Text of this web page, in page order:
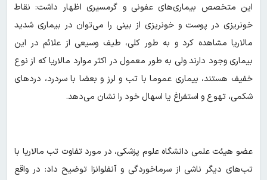
این متخصص بیماری‌های عفونی و گرمسیری اظهار داشت: نقاط
خونریزی در پوست و خونریزی از بینی را می‌توان در بیماری شدید
مالاریا مشاهده کرد و به طور کلی، طیف وسیعی از علائم در این
بیماری وجود دارند ولی به طور معمول در اکثر موارد مالاریا که از نوع
خفیف هستند، بیماری عموما با تب و لرز و بعضا با سردرد، دردهای
شکمی، تهوع و استفراغ یا اسهال خود را نشان می‌دهد.
عضو هیئت علمی دانشگاه علوم پزشکی، در مورد تفاوت تب مالاریا با
تب‌های دیگر ناشی از سرماخوردگی و آنفلوانزا توضیح داد: در واقع